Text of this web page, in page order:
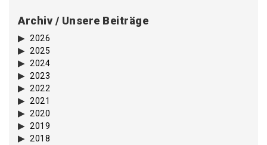
Archiv / Unsere Beiträge
2026
2025
2024
2023
2022
2021
2020
2019
2018